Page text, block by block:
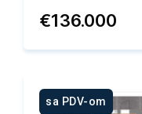
€136.000
sa PDV-om